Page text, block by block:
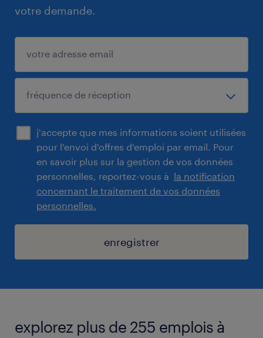
votre demande.
j'accepte que mes informations soient utilisées
pour l'envoi d'offres d'emploi par email. Pour
en savoir plus sur la gestion de vos données
personnelles, reportez-vous à la notification
concernant le traitement de vos données
personnelles.
enregistrer
explorez plus de 255 emplois à